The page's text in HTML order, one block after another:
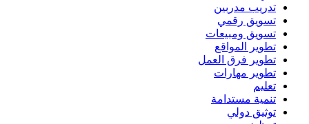
تدريب مدربين
تسويق رقمي
تسويق ومبيعات
تطوير المواقع
تطوير فرق العمل
تطوير مهارات
تعليم
تنمية مستدامة
توثيق دولي